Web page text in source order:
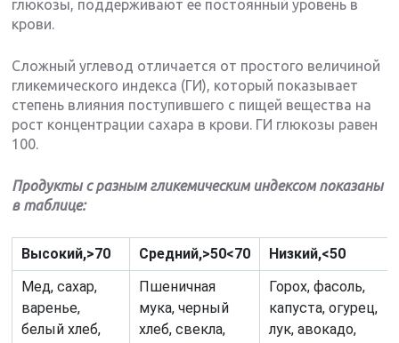
глюкозы, поддерживают ее постоянный уровень в
крови.
Сложный углевод отличается от простого величиной
гликемического индекса (ГИ), который показывает
степень влияния поступившего с пищей вещества на
рост концентрации сахара в крови. ГИ глюкозы равен
100.
Продукты с разным гликемическим индексом показаны
в таблице:
Высокий,>70 Средний,>50<70 Низкий,<50
Мед, сахар,
варенье,
белый хлеб,
Пшеничная
мука, черный
хлеб, свекла,
Горох, фасоль,
капуста, огурец,
лук, авокадо,